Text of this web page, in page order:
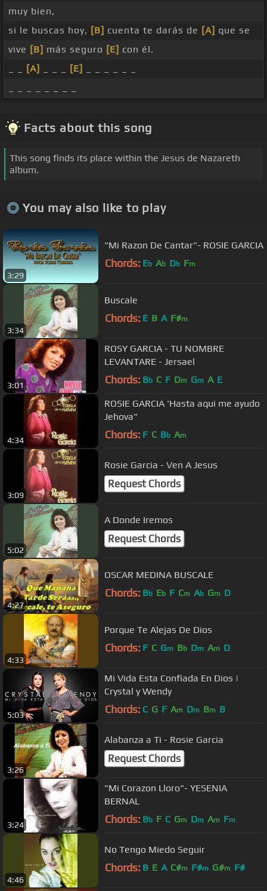
muy bien,
si le buscas hoy, [B] cuenta te darás de [A] que se
vive [B] más seguro [E] con él.
[A] [E]
Facts about this song
This song finds its place within the Jesus de Nazareth
album.
You may also like to play
3:29
"Mi Razon De Cantar"- ROSIE GARCIA
Chords: Eb Ab Db Fm
3:34
Buscale
Chords: E B A F#m
3:01
ROSY GARCIA - TU NOMBRE
LEVANTARE - Jersael
Chords: Bb C F Dm Gm A E
4:34
ROSIE GARCIA 'Hasta aqui me ayudo
Jehova"
Chords: F C Bb Am
3:09
Rosie Garcia - Ven A Jesus
Request Chords
5:02
A Donde Iremos
Request Chords
4:27
OSCAR MEDINA BUSCALE
Chords: Bb Eb F Cm Ab Gm D
4:33
Porque Te Alejas De Dios
Chords: F C Gm Bb Dm Am D
5:03
Mi Vida Esta Confiada En Dios |
Crystal y Wendy
Chords: C G F Am Dm Bm B
3:26
Alabanza a Ti - Rosie Garcia
Request Chords
3:24
"Mi Corazon Lloro"- YESENIA
BERNAL
Chords: Bb F C Gm Dm Am Fm
4:46
No Tengo Miedo Seguir
Chords: B E A C#m F#m G#m F#